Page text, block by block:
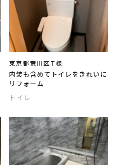
東京都荒川区T様
内装も含めてトイレをきれいに
リフォーム
トイレ